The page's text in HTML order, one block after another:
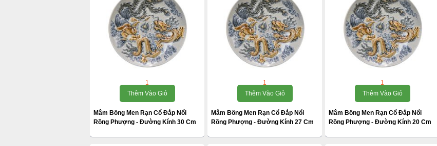
1
Thêm Vào Giỏ
Mâm Bồng Men Rạn Cổ Đắp Nổi
Rồng Phượng - Đường Kính 30 Cm
1
Thêm Vào Giỏ
Mâm Bồng Men Rạn Cổ Đắp Nổi
Rồng Phượng - Đường Kính 27 Cm
1
Thêm Vào Giỏ
Mâm Bồng Men Rạn Cổ Đắp Nổi
Rồng Phượng - Đường Kính 20 Cm